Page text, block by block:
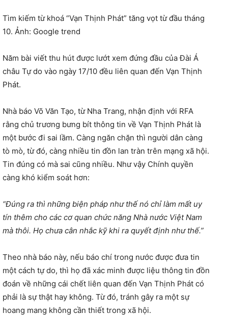
Tìm kiếm từ khoá “Vạn Thịnh Phát” tăng vọt từ đầu tháng
10. Ảnh: Google trend
Năm bài viết thu hút được lướt xem đứng đầu của Đài Á
châu Tự do vào ngày 17/10 đều liên quan đến Vạn Thịnh
Phát.
Nhà báo Võ Văn Tạo, từ Nha Trang, nhận định với RFA
rằng chủ trương bưng bít thông tin về Vạn Thịnh Phát là
một bước đi sai lầm. Càng ngăn chặn thì người dân càng
tò mò, từ đó, càng nhiều tin đồn lan tràn trên mạng xã hội.
Tin đúng có mà sai cũng nhiều. Như vậy Chính quyền
càng khó kiểm soát hơn:
“Đúng ra thì những biện pháp như thế nó chỉ làm mất uy
tín thêm cho các cơ quan chức năng Nhà nước Việt Nam
mà thôi. Họ chưa cân nhắc kỹ khi ra quyết định như thế.”
Theo nhà báo này, nếu báo chí trong nước được đưa tin
một cách tự do, thì họ đã xác minh được liệu thông tin đồn
đoán về những cái chết liên quan đến Vạn Thịnh Phát có
phải là sự thật hay không. Từ đó, tránh gây ra một sự
hoang mang không cần thiết trong xã hội.